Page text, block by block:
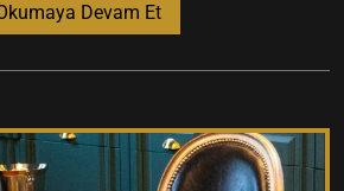
Devam Et